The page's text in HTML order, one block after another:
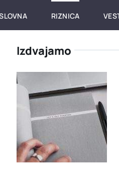
RIZNICA
Izdvajamo